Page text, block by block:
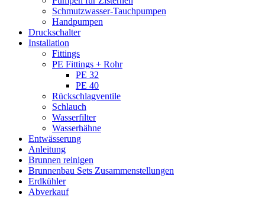
Schmutzwasser-Tauchpumpen
Handpumpen
Druckschalter
Installation
Fittings
PE Fittings + Rohr
PE 32
PE 40
Rückschlagventile
Schlauch
Wasserfilter
Wasserhähne
Entwässerung
Anleitung
Brunnen reinigen
Brunnenbau Sets Zusammenstellungen
Erdkühler
Abverkauf